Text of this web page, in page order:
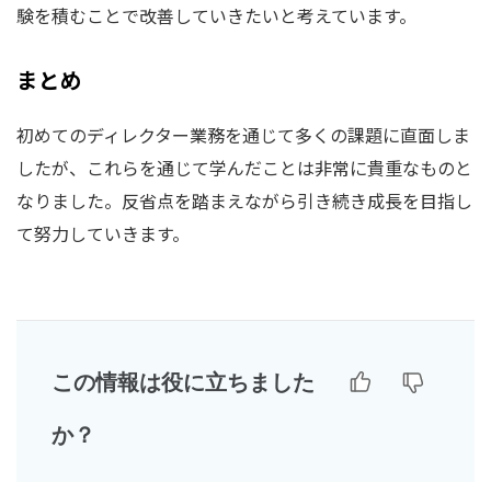
験を積むことで改善していきたいと考えています。
まとめ
初めてのディレクター業務を通じて多くの課題に直面しま
したが、これらを通じて学んだことは非常に貴重なものと
なりました。反省点を踏まえながら引き続き成長を目指し
て努力していきます。
この情報は役に立ちました
か？